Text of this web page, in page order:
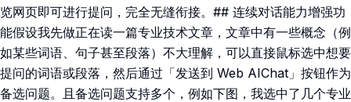
览网页即可进行提问，完全无缝衔接。## 连续对话能力增强功
能假设我先做正在读一篇专业技术文章，文章中有一些概念（例
如某些词语、句子甚至段落）不大理解，可以直接鼠标选中想要
提问的词语或段落，然后通过「发送到 Web AIChat」按钮作为
备选问题。且备选问题支持多个，例如下图，我选中了几个专业